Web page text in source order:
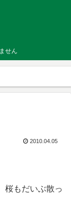
せん
2010.04.05
桜もだいぶ散っ